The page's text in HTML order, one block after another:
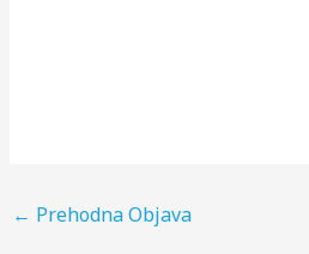
← Prehodna Objava